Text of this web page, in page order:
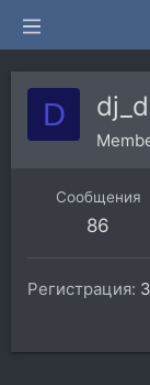
D
Сообщения
86
Регистрация